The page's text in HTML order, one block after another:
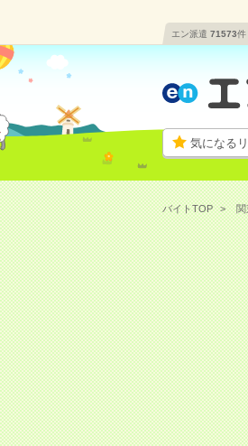
エン派遣 71573件
気になる
バイトTOP 関